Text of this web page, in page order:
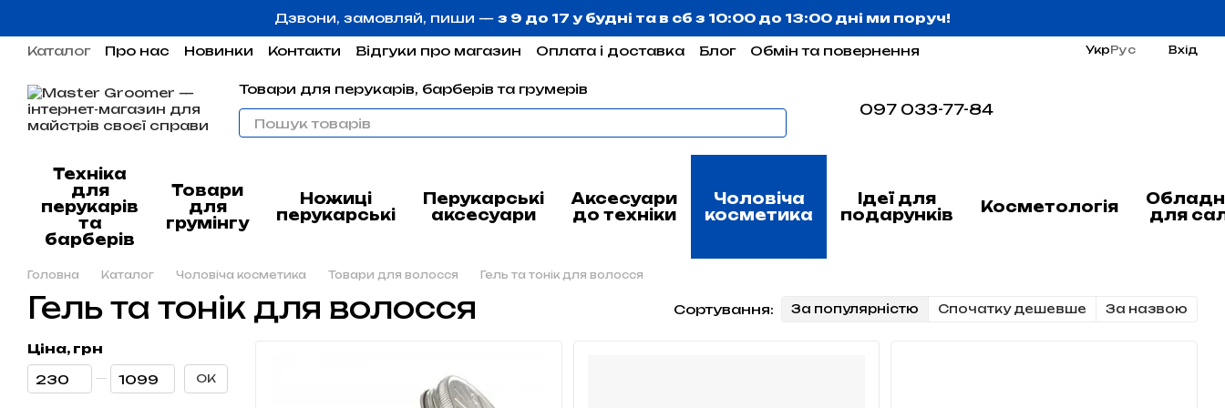
Дзвони, замовляй, пиши — з 9 до 17 у будні та в сб з 10:00 до 13:00 дні ми поруч!
Каталог Про нас Новинки Контакти Відгуки про магазин Оплата і доставка Блог
Обмін та повернення
УкрРус Вхід
Товари для перукарів, барберів та грумерів
097 033-77-84
Техніка
для
перукарів
та
барберів
Товари
для
грумінгу
Ножиці
перукарські
Перукарські
аксесуари
Аксесуари
до техніки
Чоловіча
косметика
Ідеї для
подарунків
Косметологія
для
Головна Каталог Чоловіча косметика Товари для волосся Гель та тонік для волосся
Гель та тонік для волосся Сортування: За популярністю Cпочатку дешевше За назвою
Ціна, грн
Від Ціна, грн
До Ціна, грн ОК